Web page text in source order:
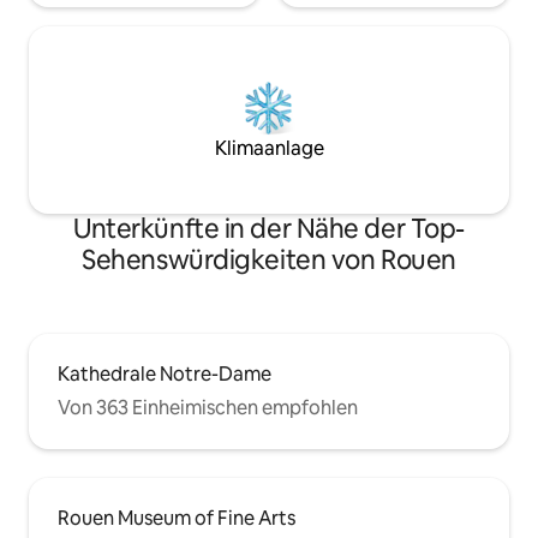
Klimaanlage
Unterkünfte in der Nähe der Top-
Sehenswürdigkeiten von Rouen
Kathedrale Notre-Dame
Von 363 Einheimischen empfohlen
Rouen Museum of Fine Arts